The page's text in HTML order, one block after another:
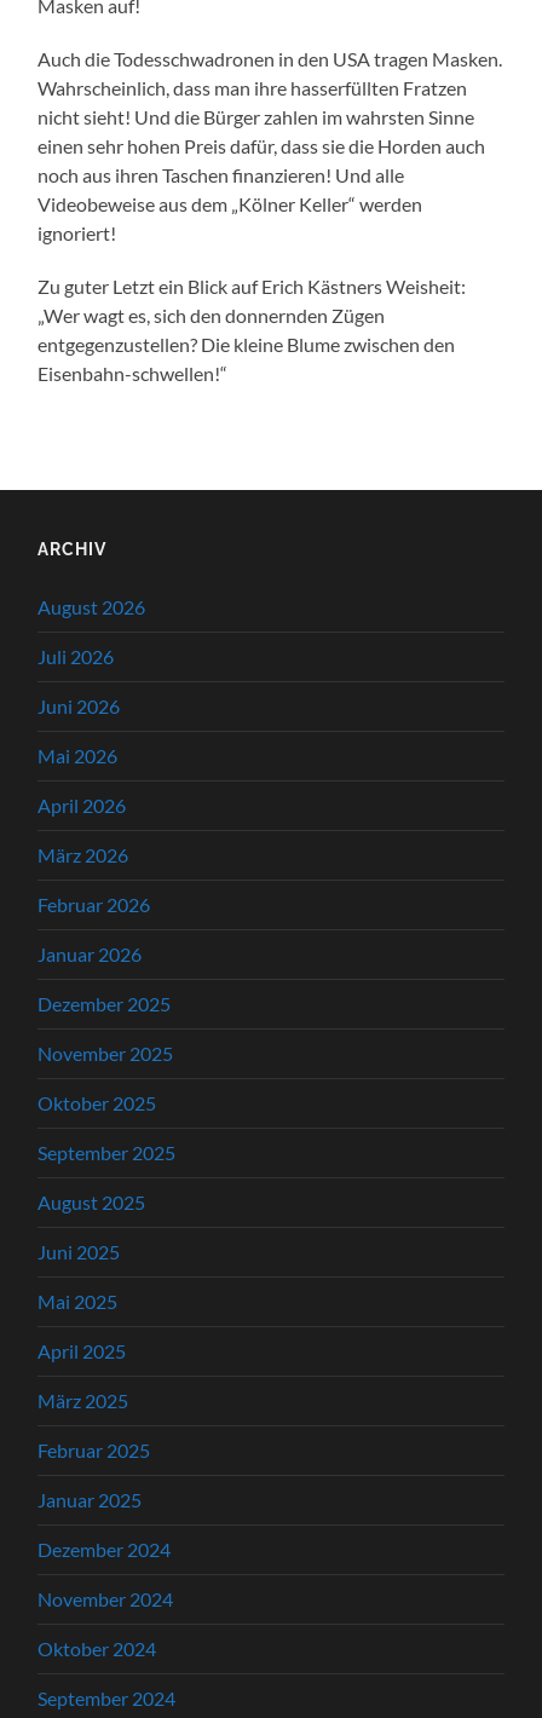
Masken auf!
Auch die Todesschwadronen in den USA tragen Masken.
Wahrscheinlich, dass man ihre hasserfüllten Fratzen
nicht sieht! Und die Bürger zahlen im wahrsten Sinne
einen sehr hohen Preis dafür, dass sie die Horden auch
noch aus ihren Taschen finanzieren! Und alle
Videobeweise aus dem „Kölner Keller“ werden
ignoriert!
Zu guter Letzt ein Blick auf Erich Kästners Weisheit:
„Wer wagt es, sich den donnernden Zügen
entgegenzustellen? Die kleine Blume zwischen den
Eisenbahn-schwellen!“
ARCHIV
August 2026
Juli 2026
Juni 2026
Mai 2026
April 2026
März 2026
Februar 2026
Januar 2026
Dezember 2025
November 2025
Oktober 2025
September 2025
August 2025
Juni 2025
Mai 2025
April 2025
März 2025
Februar 2025
Januar 2025
Dezember 2024
November 2024
Oktober 2024
September 2024